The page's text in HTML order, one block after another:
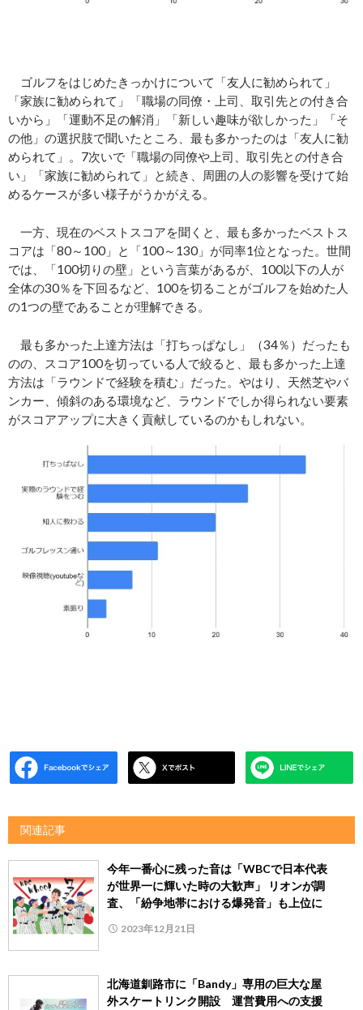
ゴルフをはじめたきっかけについて「友人に勧められて」
「家族に勧められて」「職場の同僚・上司、取引先との付き合
いから」「運動不足の解消」「新しい趣味が欲しかった」「そ
の他」の選択肢で聞いたところ、最も多かったのは「友人に勧
められて」。7次いで「職場の同僚や上司、取引先との付き合
い」「家族に勧められて」と続き、周囲の人の影響を受けて始
めるケースが多い様子がうかがえる。
一方、現在のベストスコアを聞くと、最も多かったベストス
コアは「80～100」と「100～130」が同率1位となった。世間
では、「100切りの壁」という言葉があるが、100以下の人が
全体の30％を下回るなど、100を切ることがゴルフを始めた人
の1つの壁であることが理解できる。
最も多かった上達方法は「打ちっぱなし」（34％）だったも
のの、スコア100を切っている人で絞ると、最も多かった上達
方法は「ラウンドで経験を積む」だった。やはり、天然芝やバ
ンカー、傾斜のある環境など、ラウンドでしか得られない要素
がスコアアップに大きく貢献しているのかもしれない。
関連記事
今年一番心に残った音は「WBCで日本代表
が世界一に輝いた時の大歓声」 リオンが調
査、「紛争地帯における爆発音」も上位に
2023年12月21日
北海道釧路市に「Bandy」専用の巨大な屋
外スケートリンク開設 運営費用への支援